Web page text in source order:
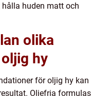
huden matt och
olika
hy
för oljig hy kan
Oljefria formulas